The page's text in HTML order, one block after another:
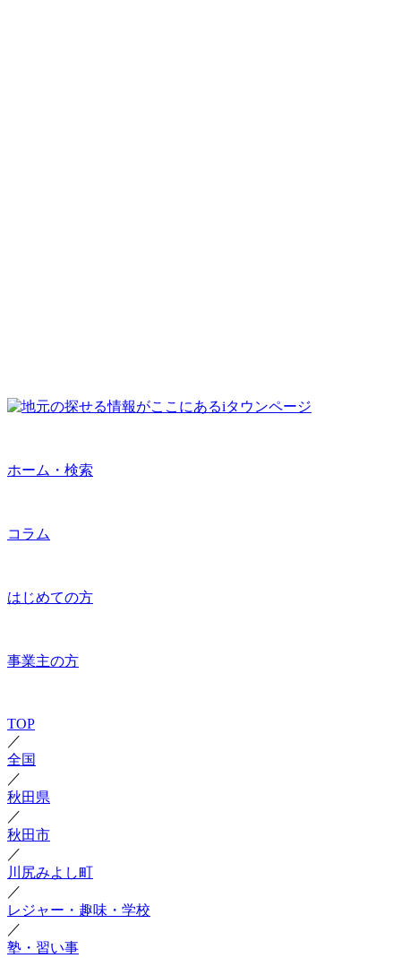
ホーム・検索
コラム
はじめての方
事業主の方
TOP
／
全国
／
秋田県
／
秋田市
／
川尻みよし町
／
レジャー・趣味・学校
／
塾・習い事